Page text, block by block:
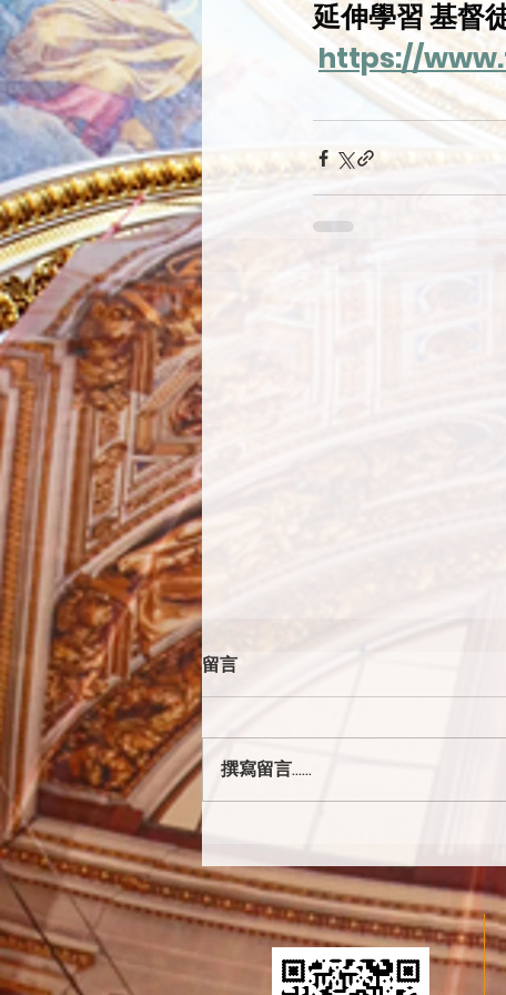
延伸學習 基督
https://
天主的本質和創造
留言
撰寫留言......